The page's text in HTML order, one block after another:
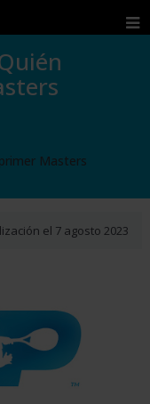
Masters
el 7 agosto 2023